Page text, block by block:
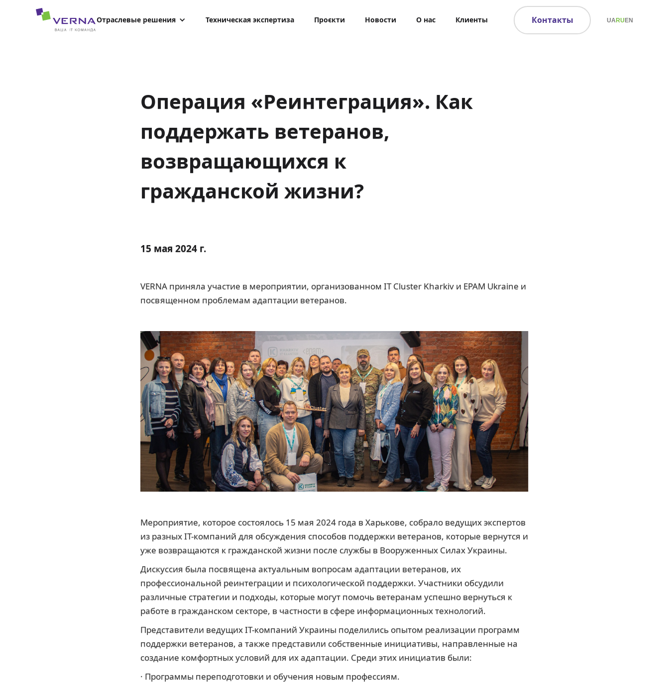
Отраслевые решения Техническая экспертиза Проєкти Новости О нас Клиенты Контакты UARUEN
Операция «Реинтеграция». Как
поддержать ветеранов,
возвращающихся к
гражданской жизни?
15 мая 2024 г.
VERNA приняла участие в мероприятии, организованном IT Cluster Kharkiv и EPAM Ukraine и
посвященном проблемам адаптации ветеранов.
Мероприятие, которое состоялось 15 мая 2024 года в Харькове, собрало ведущих экспертов
из разных ІТ-компаний для обсуждения способов поддержки ветеранов, которые вернутся и
уже возвращаются к гражданской жизни после службы в Вооруженных Силах Украины.
Дискуссия была посвящена актуальным вопросам адаптации ветеранов, их
профессиональной реинтеграции и психологической поддержки. Участники обсудили
различные стратегии и подходы, которые могут помочь ветеранам успешно вернуться к
работе в гражданском секторе, в частности в сфере информационных технологий.
Представители ведущих IT-компаний Украины поделились опытом реализации программ
поддержки ветеранов, а также представили собственные инициативы, направленные на
создание комфортных условий для их адаптации. Среди этих инициатив были:
· Программы переподготовки и обучения новым профессиям.